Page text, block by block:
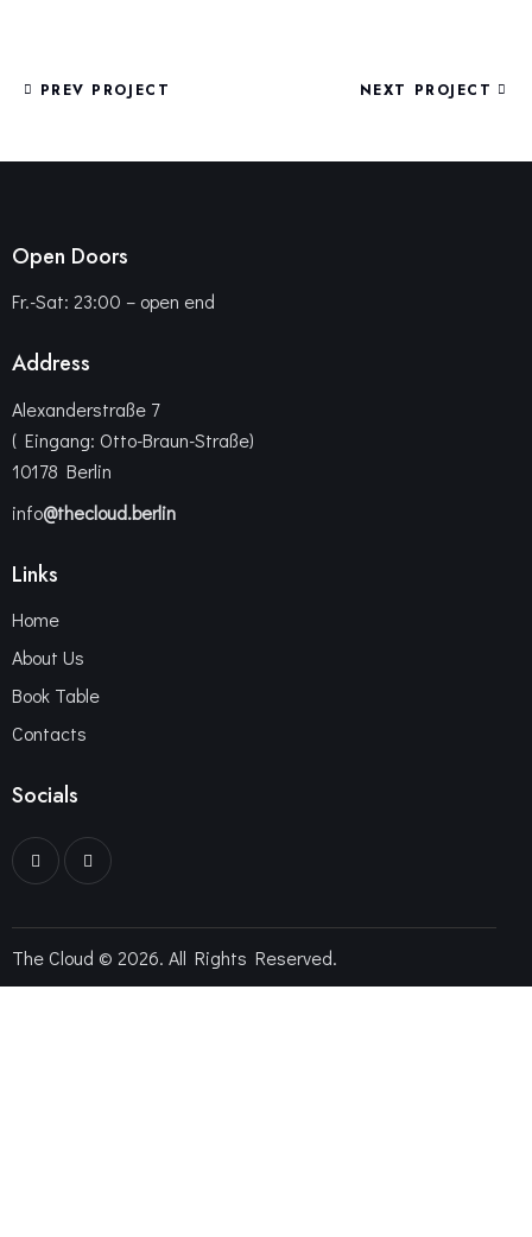
PREV PROJECT NEXT PROJECT
Open Doors
Fr.-Sat: 23:00 – open end
Address
Alexanderstraße 7
( Eingang: Otto-Braun-Straße)
10178 Berlin
info@thecloud.berlin
Links
Home
About Us
Book Table
Contacts
Socials
The Cloud © 2026. All Rights Reserved.